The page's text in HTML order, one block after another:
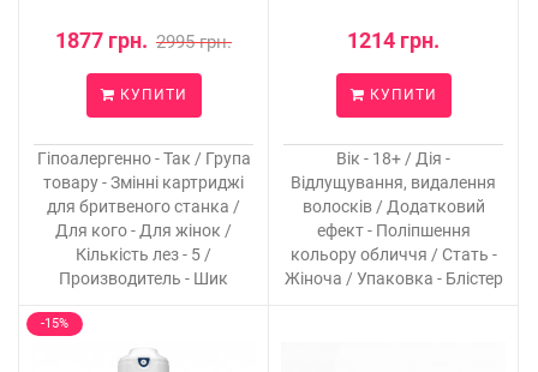
1877 грн. 2995 грн.
КУПИТИ
Гіпоалергенно - Так / Група
товару - Змінні картриджі
для бритвеного станка /
Для кого - Для жінок /
Кількість лез - 5 /
Производитель - Шик
1214 грн.
КУПИТИ
Вік - 18+ / Дія -
Відлущування, видалення
волосків / Додатковий
ефект - Поліпшення
кольору обличчя / Стать -
Жіноча / Упаковка - Блістер
-15%